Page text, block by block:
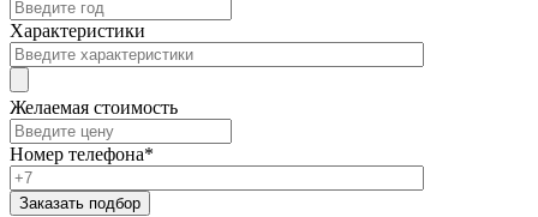
Характеристики
Желаемая стоимость
Номер телефона*